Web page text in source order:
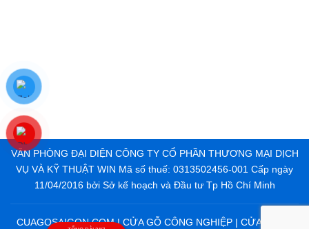
VĂN PHÒNG ĐẠI DIỆN CÔNG TY CỔ PHẦN THƯƠNG MẠI DỊCH
VỤ VÀ KỸ THUẬT WIN Mã số thuế: 0313502456-001 Cấp ngày
11/04/2016 bởi Sở kế hoạch và Đầu tư Tp Hồ Chí Minh
CUAGOSAIGON.COM | CỬA GỖ CÔNG NGHIỆP | CỬA NHỰA